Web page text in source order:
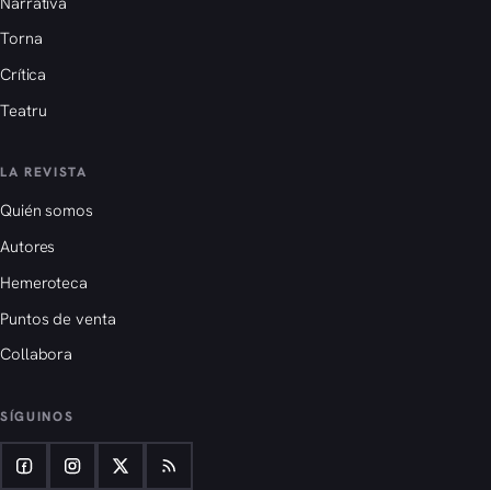
Torna
Crítica
Teatru
LA REVISTA
Quién somos
Autores
Hemeroteca
Puntos de venta
Collabora
SÍGUINOS